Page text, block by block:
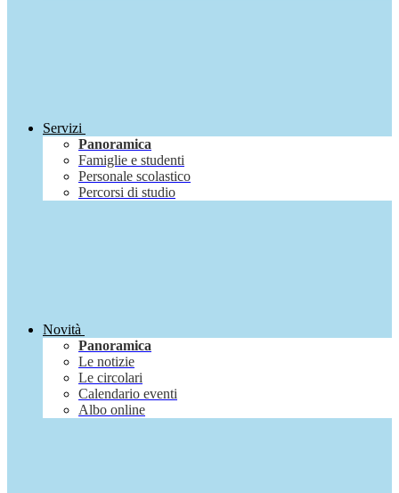
Servizi
Panoramica
Famiglie e studenti
Personale scolastico
Percorsi di studio
Novità
Panoramica
Le notizie
Le circolari
Calendario eventi
Albo online